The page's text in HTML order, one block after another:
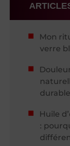
Mon
verre
Huile
: